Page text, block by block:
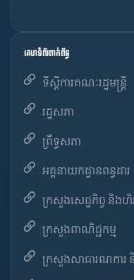
គេហទំព័រពាក់ព័ន្ធ
ទីស្តីការគណៈរដ្ឋមន្ត្រី
រដ្ឋសភា
ព្រឹទ្ធសភា
អគ្គនាយកដ្ឋានពន្ធដារ
ក្រសួងសេដ្ឋកិច្ច និងហិរ
ក្រសួងពាណិជ្ជកម្ម
ក្រសួងសាធារណការ